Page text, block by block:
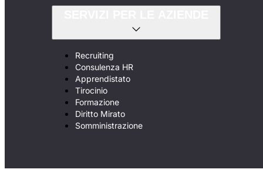
Recruiting
Consulenza HR
Apprendistato
Tirocinio
Formazione
Diritto Mirato
Somministrazione